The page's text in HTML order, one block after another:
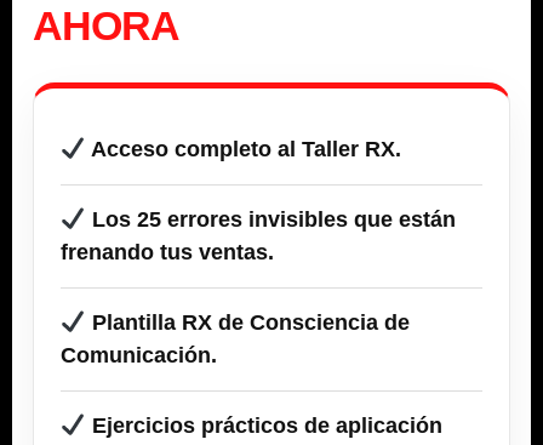
AHORA
Acceso completo al Taller RX.
Los 25 errores invisibles que están
frenando tus ventas.
Plantilla RX de Consciencia de
Comunicación.
Ejercicios prácticos de aplicación